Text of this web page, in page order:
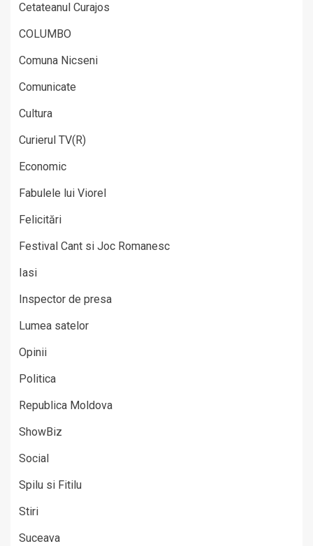
Cetateanul Curajos
COLUMBO
Comuna Nicseni
Comunicate
Cultura
Curierul TV(R)
Economic
Fabulele lui Viorel
Felicitări
Festival Cant si Joc Romanesc
Iasi
Inspector de presa
Lumea satelor
Opinii
Politica
Republica Moldova
ShowBiz
Social
Spilu si Fitilu
Stiri
Suceava